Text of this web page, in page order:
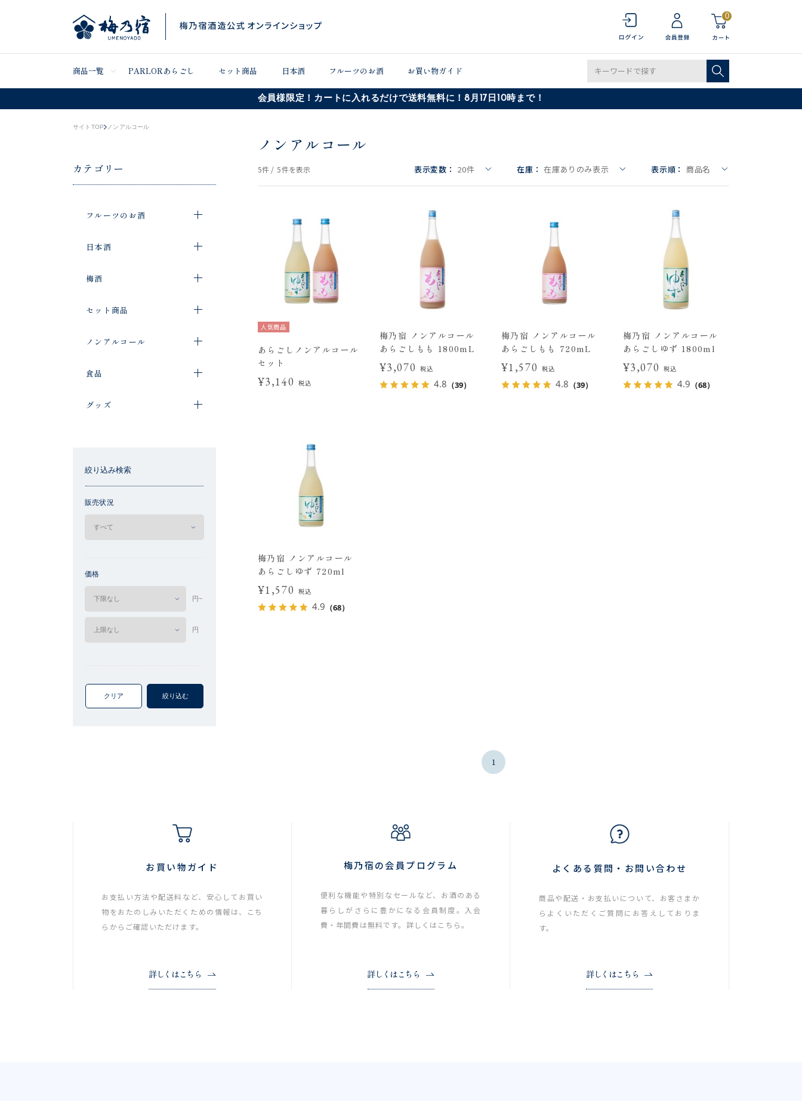
0
商品一覧 PARLORあらごし セット商品 日本酒 フルーツのお酒 お買い物ガイド
会員様限定！カートに入れるだけで送料無料に！8月17日10時まで！
サイトTOP ノンアルコール
カテゴリー
フルーツのお酒
日本酒
梅酒
セット商品
ノンアルコール
食品
グッズ
絞り込み検索
販売状況
価格
円~
円
クリア 絞り込む
ノンアルコール
5件 / 5件を表示 表示変数： 20件 在庫： 在庫ありのみ表示 表示順： 商品名
人気商品
あらごしノンアルコール
セット
¥3,140 税込
梅乃宿 ノンアルコール
あらごしもも 1800mL
¥3,070 税込
4.8 （39）
梅乃宿 ノンアルコール
あらごしもも 720mL
¥1,570 税込
4.8 （39）
梅乃宿 ノンアルコール
あらごしゆず 1800ml
¥3,070 税込
4.9 （68）
梅乃宿 ノンアルコール
あらごしゆず 720ml
¥1,570 税込
4.9 （68）
1
お買い物ガイド
お支払い方法や配送料など、安心してお買い
物をおたのしみいただくための情報は、こち
らからご確認いただけます。
詳しくはこちら
梅乃宿の会員プログラム
便利な機能や特別なセールなど、お酒のある
暮らしがさらに豊かになる会員制度。入会
費・年間費は無料です。詳しくはこちら。
詳しくはこちら
よくある質問・お問い合わせ
商品や配送・お支払いについて、お客さまか
らよくいただくご質問にお答えしておりま
す。
詳しくはこちら